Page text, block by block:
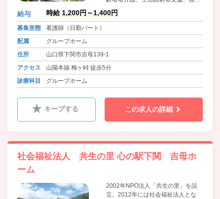
低額/日常生活住居支援施設、訪問看
護等のサービスを広げる。発足当初
きたことは「少し大変な事、他法人
ら求められている福祉や公益サービ
スを、求められている地域で展開す
る」ことに努めてまいります。
給与 時給 1,200円～1,400円
募集形態
看護師（日勤パート）
配属
グループホーム
住所
山口県下関市吉母139-1
アクセス
山陽本線 梅ヶ峠 徒歩5分
診療科目
グループホーム
キープする この求人の詳細
社会福祉法人 共生の里 心の駅下関 吉母ホ
ーム
2002年NPO法人「共生の里」を設
立。2012年には社会福祉法人とな